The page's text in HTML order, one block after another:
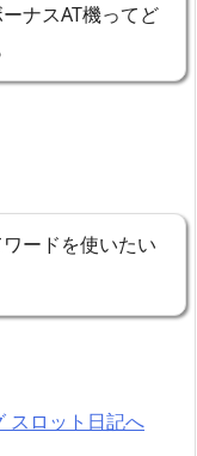
ナスAT機ってど
ードを使いたい